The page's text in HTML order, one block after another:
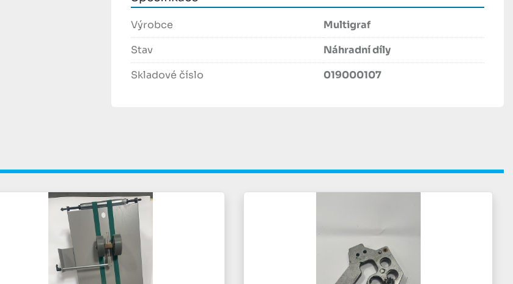
Výrobce
Multigraf
Stav
Náhradní díly
Skladové číslo
019000107